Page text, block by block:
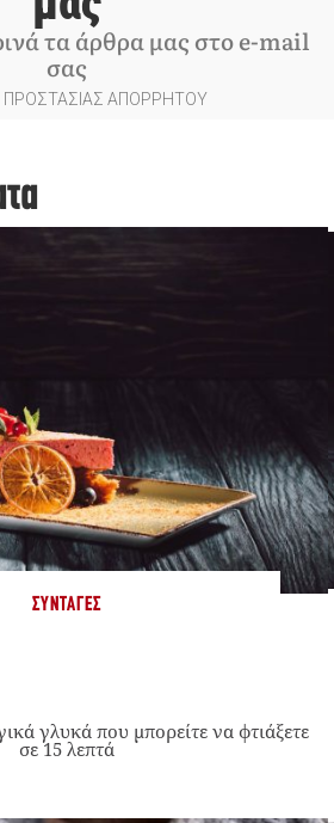
τα άρθρα μας στο e-mail
σας
ΠΡΟΣΤΑΣΙΑΣ ΑΠΟΡΡΗΤΟΥ
ΣΥΝΤΑΓΈΣ
γλυκά που μπορείτε να φτιάξετε
σε 15 λεπτά